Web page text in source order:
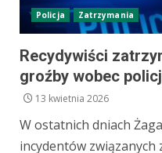
Policja Zatrzymania
Recydywiści
groźby wobec
13 kwietnia 2026
W ostatnich dniach
incydentów związanych